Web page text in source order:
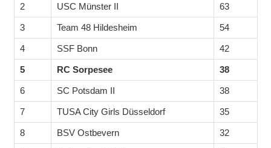
2 USC Münster II 63
3 Team 48 Hildesheim 54
4 SSF Bonn 42
5 RC Sorpesee 38
6 SC Potsdam II 38
7 TUSA City Girls Düsseldorf 35
8 BSV Ostbevern 32